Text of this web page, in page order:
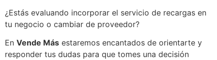
¿Estás evaluando incorporar el servicio de recargas en
tu negocio o cambiar de proveedor?
En Vende Más estaremos encantados de orientarte y
responder tus dudas para que tomes una decisión